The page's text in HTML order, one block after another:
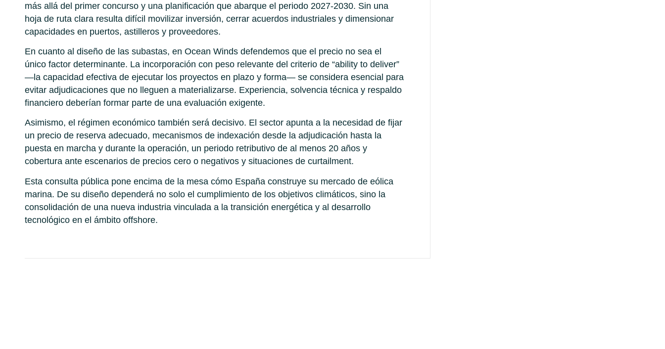
más allá del primer concurso y una planificación que abarque el periodo 2027-2030. Sin una
hoja de ruta clara resulta difícil movilizar inversión, cerrar acuerdos industriales y dimensionar
capacidades en puertos, astilleros y proveedores.
En cuanto al diseño de las subastas, en Ocean Winds defendemos que el precio no sea el
único factor determinante. La incorporación con peso relevante del criterio de “ability to deliver”
—la capacidad efectiva de ejecutar los proyectos en plazo y forma— se considera esencial para
evitar adjudicaciones que no lleguen a materializarse. Experiencia, solvencia técnica y respaldo
financiero deberían formar parte de una evaluación exigente.
Asimismo, el régimen económico también será decisivo. El sector apunta a la necesidad de fijar
un precio de reserva adecuado, mecanismos de indexación desde la adjudicación hasta la
puesta en marcha y durante la operación, un periodo retributivo de al menos 20 años y
cobertura ante escenarios de precios cero o negativos y situaciones de curtailment.
Esta consulta pública pone encima de la mesa cómo España construye su mercado de eólica
marina. De su diseño dependerá no solo el cumplimiento de los objetivos climáticos, sino la
consolidación de una nueva industria vinculada a la transición energética y al desarrollo
tecnológico en el ámbito offshore.